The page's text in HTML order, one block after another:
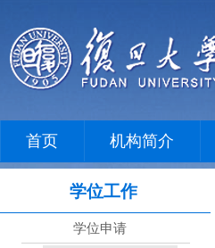
首页 机构简介
学位工作
学位申请